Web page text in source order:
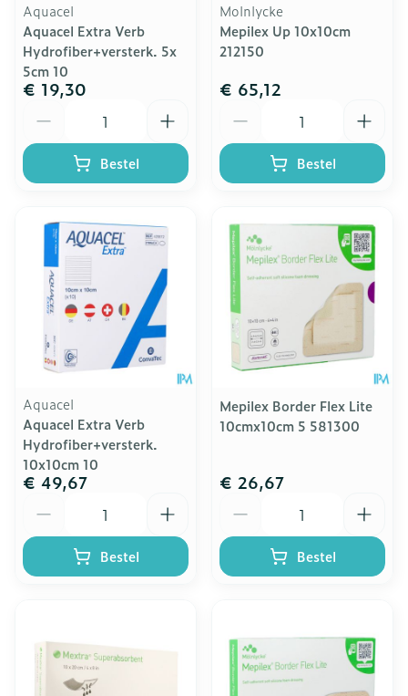
Aquacel
Aquacel Extra Verb
Hydrofiber+versterk. 5x
5cm 10
€ 19,30
Bestel
Molnlycke
Mepilex Up 10x10cm
212150
€ 65,12
Bestel
Aquacel
Aquacel Extra Verb
Hydrofiber+versterk.
10x10cm 10
€ 49,67
Bestel
Mepilex Border Flex Lite
10cmx10cm 5 581300
€ 26,67
Bestel